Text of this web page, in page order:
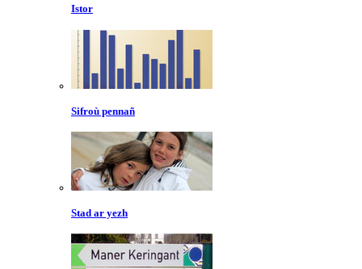
Istor
Sifroù pennañ
Stad ar yezh